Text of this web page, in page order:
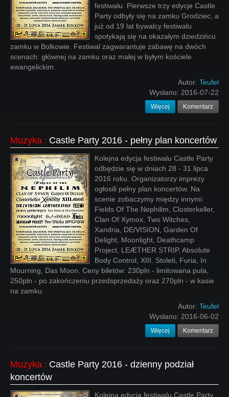
festiwalu. Pierwsze trzy edycje Castle
Party odbyły się na zamku Grodziec, a
już od 19 lat bywalcy festiwalu
spotykają się na okazałym dziedzińcu
zamku w Bolkowie. Festiwal zagwarantuje zabawę na dwóch
scenach: głównej na zamku oraz małej w byłym kościele
ewangelickim.
Autor: Teufel
Wysłano: 2016-07-22
Więcej Komentarz
Muzyka : Castle Party 2016 - pełny plan koncertów
Kolejna edycja festiwalu Castle Party
odbędzie się w dniach 28 - 31 lipca
2016 roku. Organizatorzy imprezy
ogłosili pełny plan koncertów. Na
scenie zobaczymy między innymi:
Fields Of The Nephilim, Closterkeller,
Clan Of Xymox, Two Witches,
Xandria, DE/VISION, Garden Of
Delight, Moonlight, Deathcamp
Project, LEÆTHER STRIP, Absolute
Body Control, XIII. Stoleti, Furia, In
Mourning, Das Moon. Ceny biletów: 230pln - limitowana pula,
250pln - po zakończeniu przedsprzedaży oraz 270pln - w kasie
na zamku.
Autor: Teufel
Wysłano: 2016-06-02
Więcej Komentarz
Muzyka : Castle Party 2016 - dzienny podział
koncertów
Kolejna edycja festiwalu Castle Party